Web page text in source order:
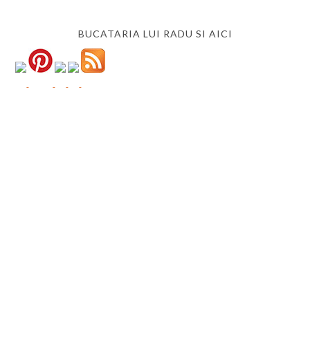
BUCATARIA LUI RADU SI AICI